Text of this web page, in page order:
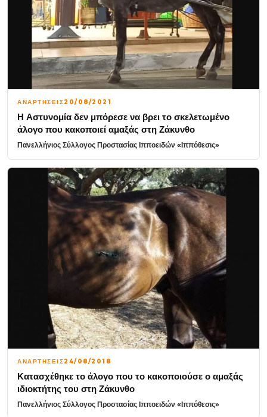
ΑΝΑΡΤΗΣΕΙΣ20/08/2021
Η Αστυνομία δεν μπόρεσε να βρει το σκελετωμένο
άλογο που κακοποιεί αμαξάς στη Ζάκυνθο
Πανελλήνιος Σύλλογος Προστασίας Ιπποειδών «Ιππόθεσις»
ΑΝΑΡΤΗΣΕΙΣ24/08/2018
Κατασχέθηκε το άλογο που το κακοποιούσε ο αμαξάς
ιδιοκτήτης του στη Ζάκυνθο
Πανελλήνιος Σύλλογος Προστασίας Ιπποειδών «Ιππόθεσις»